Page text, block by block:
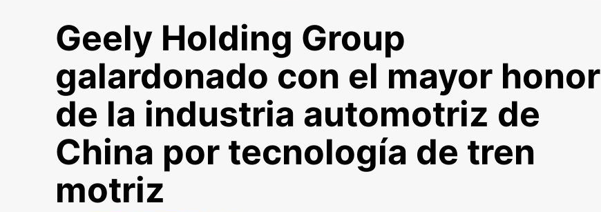
Geely Holding Group
galardonado con el mayor honor
de la industria automotriz de
China por tecnología de tren
motriz